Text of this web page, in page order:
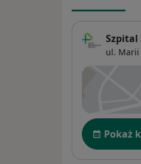
Szpital
ul. Marii
Dostępność
Pokaż